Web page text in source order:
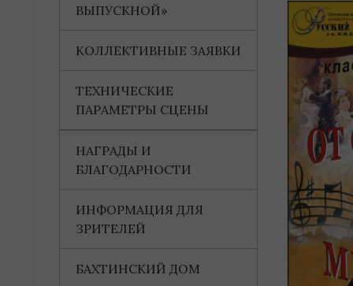
ВЫПУСКНОЙ»
КОЛЛЕКТИВНЫЕ ЗАЯВКИ
ТЕХНИЧЕСКИЕ
ПАРАМЕТРЫ СЦЕНЫ
НАГРАДЫ И
БЛАГОДАРНОСТИ
ИНФОРМАЦИЯ ДЛЯ
ЗРИТЕЛЕЙ
БАХТИНСКИЙ ДОМ